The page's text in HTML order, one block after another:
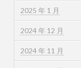
2025 年 1 月
2024 年 12 月
2024 年 11 月